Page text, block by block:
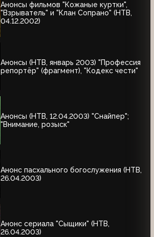
Анонсы фильмов "Кожаные куртки",
"Взрыватель" и "Клан Сопрано" (НТВ,
04.12.2002)
Анонсы (НТВ, январь 2003) "Профессия
репортёр" (фрагмент), "Кодекс чести"
Анонсы (НТВ, 12.04.2003) "Снайпер";
"Внимание, розыск"
Анонс пасхального богослужения (НТВ,
26.04.2003)
Анонс сериала "Сыщики" (НТВ,
26.04.2003)